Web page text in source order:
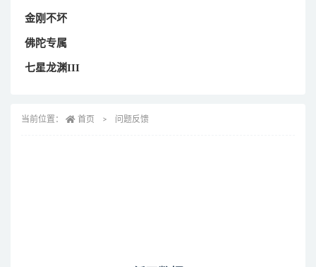
金刚不坏
佛陀专属
七星龙渊III
当前位置： 首页 问题反馈